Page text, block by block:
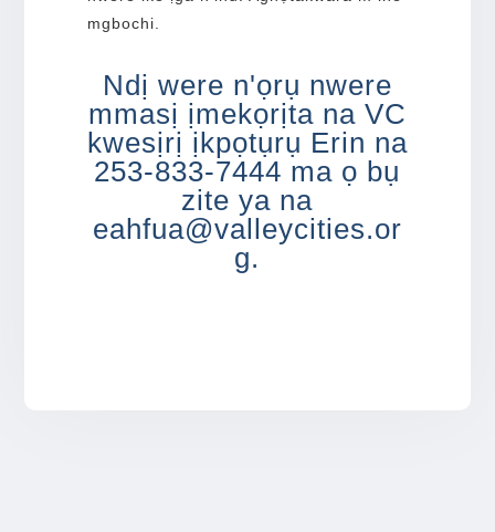
mgbochi.
Ndị were n'ọrụ nwere
mmasị ịmekọrịta na VC
kwesịrị ịkpọtụrụ Erin na
253-833-7444 ma ọ bụ
zite ya na
eahfua@valleycities.or
g.